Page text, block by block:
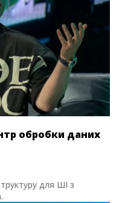
обробки даних
для ШІ з